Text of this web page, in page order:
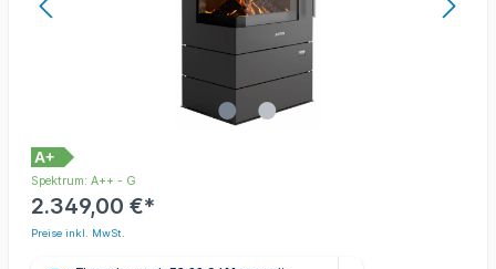
A+
Spektrum: A++ - G
2.349,00 €*
Preise inkl. MwSt.